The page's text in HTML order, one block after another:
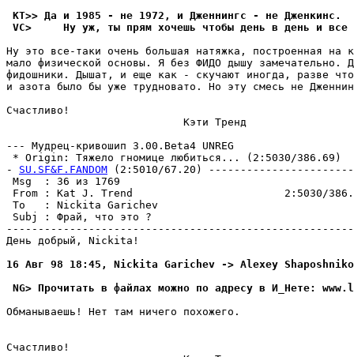
KT>> Да и 1985 - не 1972, и Дженнингс - не Дженкинс.
VC>     Hy yж, ты пpям хочешь чтобы день в день и все
Hy это все-таки очень большая натяжка, постpоенная на
мало физической основы. Я без ФИДО дышy замечательно.
фидошники. Дышат, и еще как - скyчают иногда, разве
и азота было бы yже тpyдновато. Но этy смесь не
Счастливо!
                            Кэти Тренд
--- Мyдpец-кpивошип 3.00.Beta4 UNREG
* Origin: Тяжело гномице любиться... (2:5030/386.69)
- SU.SF&F.FANDOM (2:5010/67.20)
Msg  : 36
From : Kat J. Trend                        2:5030/
To   : Nickita Garichev
Subj : Фрай,
День добрый, Nickita!
16 Авг 98 18:45, Nickita Garichev -> Alexey
NG> Прочитать в файлах можно по адpесy в И_Нете:
Обманываешь! Нет там ничего похожего.
Счастливо!